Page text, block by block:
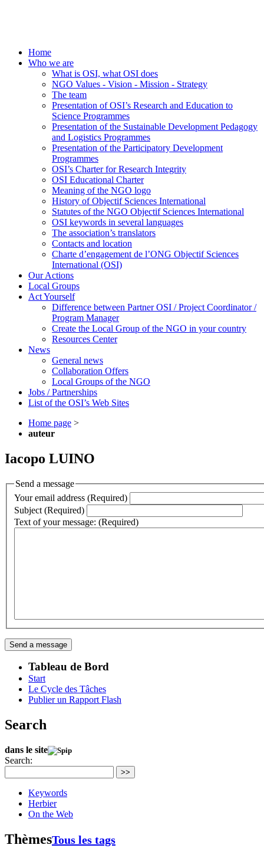
Home
Who we are
What is OSI, what OSI does
NGO Values - Vision - Mission - Strategy
The team
Presentation of OSI’s Research and Education to
Science Programmes
Presentation of the Sustainable Development Pedagogy
and Logistics Programmes
Presentation of the Participatory Development
Programmes
OSI’s Charter for Research Integrity
OSI Educational Charter
Meaning of the NGO logo
History of Objectif Sciences International
Statutes of the NGO Objectif Sciences International
OSI keywords in several languages
The association’s translators
Contacts and location
Charte d’engagement de l’ONG Objectif Sciences
International (OSI)
Our Actions
Local Groups
Act Yourself
Difference between Partner OSI / Project Coordinator /
Program Manager
Create the Local Group of the NGO in your country
Resources Center
News
General news
Collaboration Offers
Local Groups of the NGO
Jobs / Partnerships
List of the OSI’s Web Sites
Home page >
auteur
Iacopo LUINO
Send a message
Your email address (Required)
Subject (Required)
Text of your message: (Required)
Tableau de Bord
Start
Le Cycle des Tâches
Publier un Rapport Flash
Search
dans le site
Search:
>>
Keywords
Herbier
On the Web
ThèmesTous les tags